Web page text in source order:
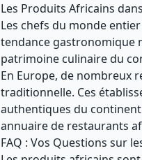
Les Produits Africains
Les chefs du monde
tendance gastronomique
patrimoine culinaire du
En Europe, de nombreux
traditionnelle. Ces
authentiques du
annuaire de restaurants
FAQ : Vos Questions sur